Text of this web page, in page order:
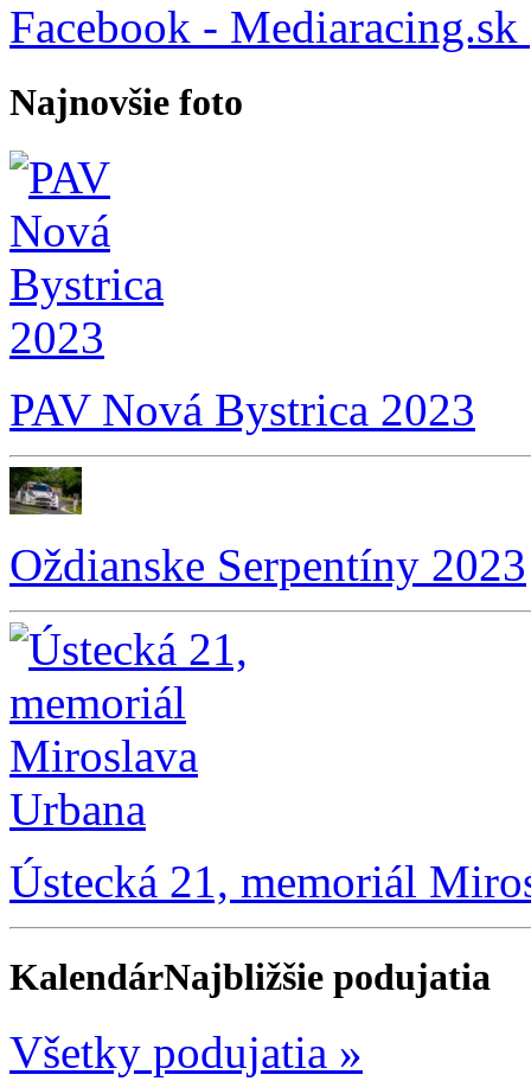
Facebook - Mediaracing.sk
Najnovšie foto
PAV Nová Bystrica 2023
Oždianske Serpentíny 2023
Ústecká 21, memoriál
KalendárNajbližšie podujatia
Všetky podujatia »